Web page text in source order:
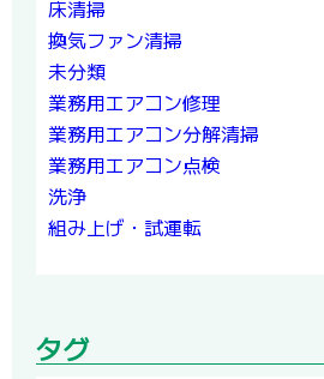
床清掃
換気ファン清掃
未分類
業務用エアコン修理
業務用エアコン分解清掃
業務用エアコン点検
洗浄
組み上げ・試運転
タグ